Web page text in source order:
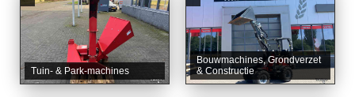
Tuin- & Park-machines
Bouwmachines, Grondverzet
& Constructie